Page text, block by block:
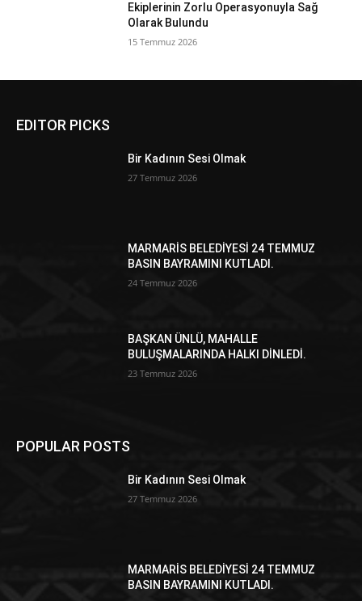
Ekiplerinin Zorlu Operasyonuyla Sağ
Olarak Bulundu
15 Temmuz 2026
EDITOR PICKS
Bir Kadının Sesi Olmak
27 Temmuz 2026
MARMARİS BELEDİYESİ 24 TEMMUZ
BASIN BAYRAMINI KUTLADI.
24 Temmuz 2026
BAŞKAN ÜNLÜ, MAHALLE
BULUŞMALARINDA HALKI DİNLEDİ.
23 Temmuz 2026
POPULAR POSTS
Bir Kadının Sesi Olmak
27 Temmuz 2026
MARMARİS BELEDİYESİ 24 TEMMUZ
BASIN BAYRAMINI KUTLADI.